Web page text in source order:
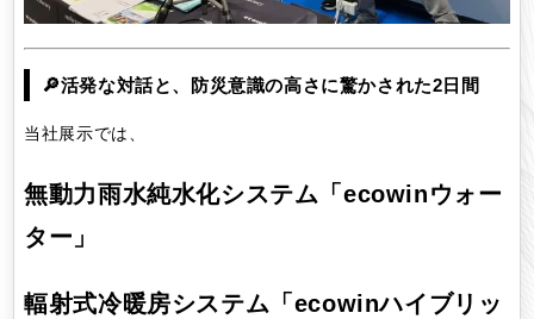
🔎活発な対話と、防災意識の高さに驚かされた2日間
当社展示では、
無動力雨水純水化システム「ecowinウォー
ター」
輻射式冷暖房システム「ecowinハイブリッ